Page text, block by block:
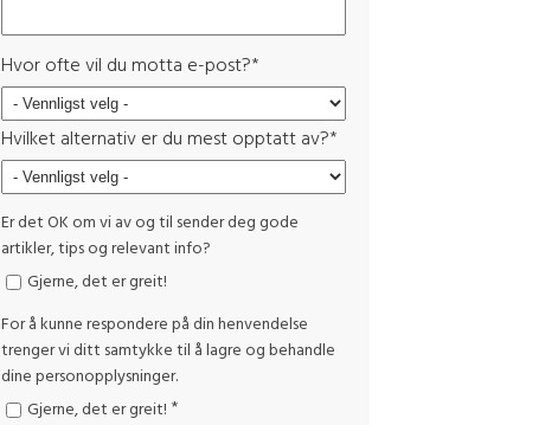
Hvor ofte vil du motta e-post?*
Hvilket alternativ er du mest opptatt av?*
Er det OK om vi av og til sender deg gode
artikler, tips og relevant info?
Gjerne, det er greit!
For å kunne respondere på din henvendelse
trenger vi ditt samtykke til å lagre og behandle
dine personopplysninger.
Gjerne, det er greit! *